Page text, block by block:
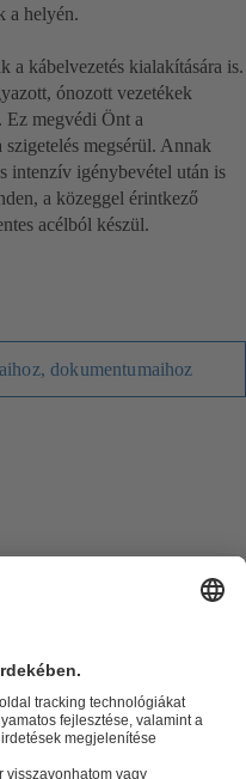
a helyén.
kábelvezetés kialakítására is.
ónozott vezetékek
Ez megvédi Önt a
megsérül. Annak
intenzív igénybevétel után is
a közeggel érintkező
acélból készül.
dokumentumaihoz